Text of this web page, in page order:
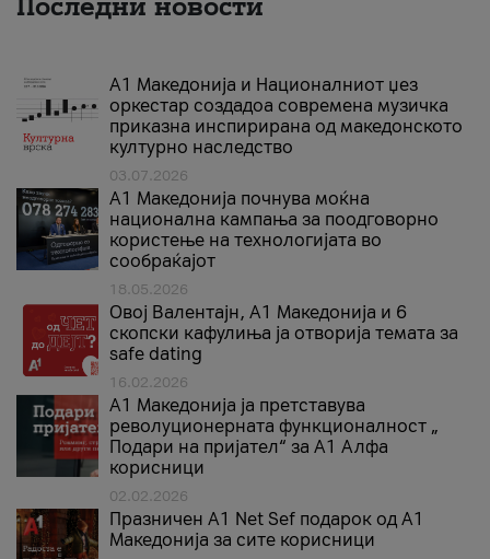
А1 Македонија и Националниот џез
оркестар создадоа современа музичка
приказна инспирирана од македонското
културно наследство
03.07.2026
A1 Македонија почнува моќна
национална кампања за поодговорно
користење на технологијата во
сообраќајот
18.05.2026
Овој Валентајн, A1 Македонија и 6
скопски кафулиња ја отворија темата за
safe dating
16.02.2026
А1 Македонија ја претставува
револуционерната функционалност „
Подари на пријател“ за А1 Алфа
корисници
02.02.2026
Празничен A1 Net Sеf подарок од А1
Македонија за сите корисници